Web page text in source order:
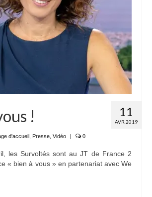
11
AVR 2019
!
d'accueil Presse Vidéo | 0
les Survoltés sont au JT de France 2
« bien à vous » en partenariat avec We